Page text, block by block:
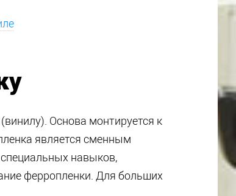
Основа монтируется к
является сменным
навыков,
ферропленки. Для больших